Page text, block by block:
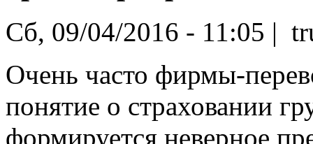
Сб, 09/04/2016 - 11:05 |
Очень часто фирмы-
понятие о страховании
формируется неверное